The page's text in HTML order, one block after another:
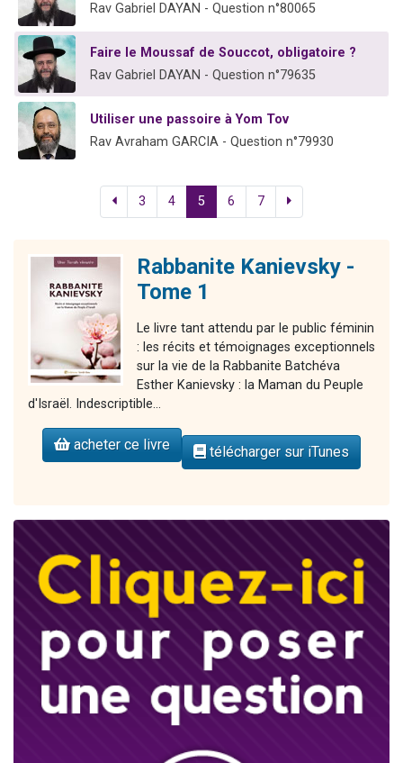
Rav Gabriel DAYAN - Question n°80065
Faire le Moussaf de Souccot, obligatoire ?
Rav Gabriel DAYAN - Question n°79635
Utiliser une passoire à Yom Tov
Rav Avraham GARCIA - Question n°79930
3 4 5 6 7
Rabbanite Kanievsky -
Tome 1
Le livre tant attendu par le public féminin
: les récits et témoignages exceptionnels
sur la vie de la Rabbanite Batchéva
Esther Kanievsky : la Maman du Peuple
d'Israël. Indescriptible...
acheter ce livre télécharger sur iTunes